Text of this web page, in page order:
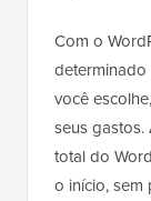
Com o
você
seus
total do
o início, sem